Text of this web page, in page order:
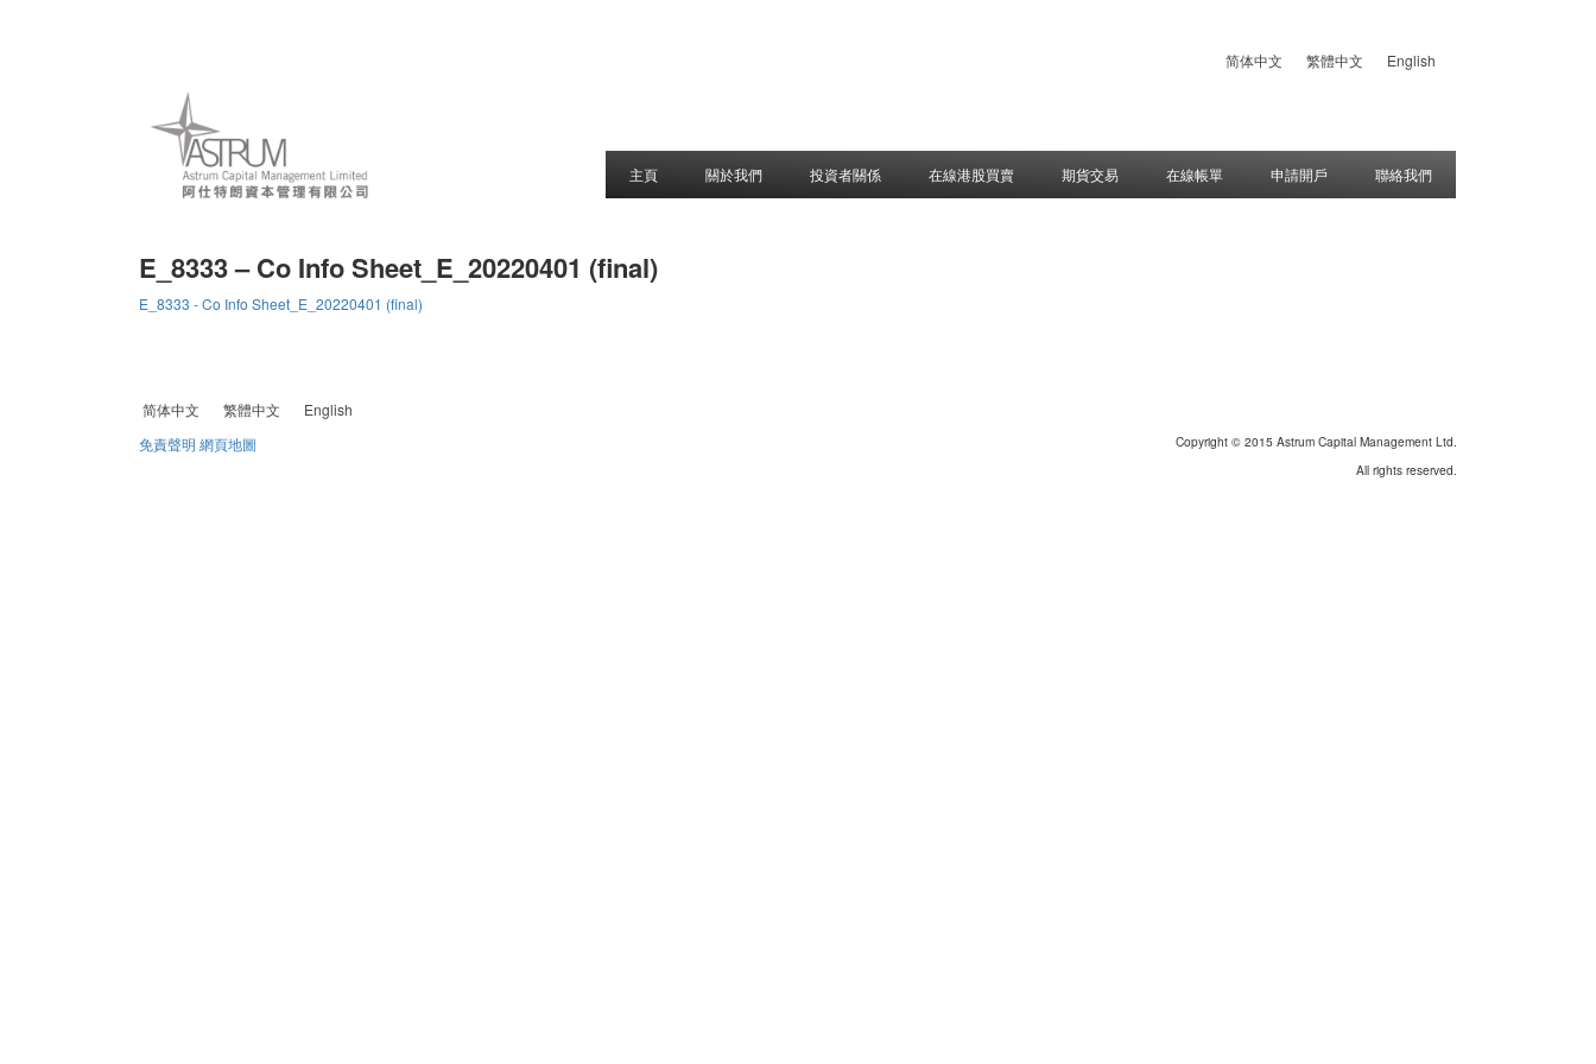
简体中文 繁體中文 English
主頁 關於我們 投資者關係 在線港股買賣 期貨交易 在線帳單 申請開戶 聯絡我們
E_8333 – Co Info Sheet_E_20220401 (final)
E_8333 - Co Info Sheet_E_20220401 (final)
简体中文 繁體中文
English
免責聲明 網頁地圖
Copyright © 2015 Astrum Capital Management Ltd.
All rights reserved.